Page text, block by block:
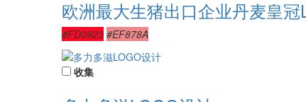
欧洲最大生猪出口企业丹麦皇
#FD0923 #EF878A
收集